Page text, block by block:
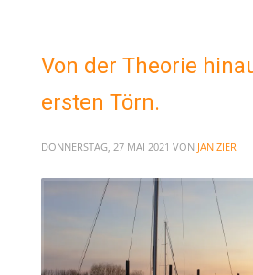
Von der Theorie
ersten Törn.
DONNERSTAG, 27 MAI 2021 VON JAN ZIER